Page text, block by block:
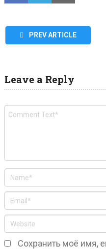
PREV ARTICLE
Leave a Reply
Сохранить моё имя,